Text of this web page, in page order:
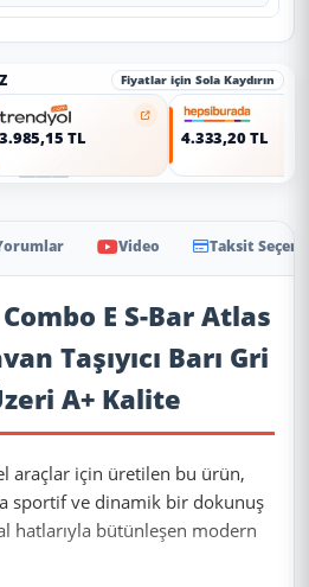
Fiyatlar için Sola Kaydırın
3.985,15 TL 4.333,20 TL
Video Taksit
E S-Bar Atlas
Taşıyıcı Barı Gri
A+ Kalite
araçlar için üretilen bu ürün,
sportif ve dinamik bir dokunuş
hatlarıyla bütünleşen modern